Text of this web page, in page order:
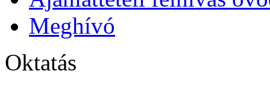
Meghívó
Oktatás